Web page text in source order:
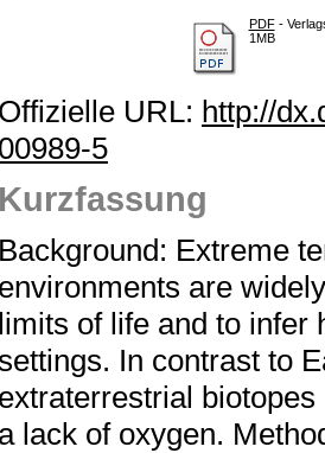
PDF-
1MB
Offizielle URL: http://
00989-5
Kurzfassung
Background: Extreme
environments are
limits of life and to infer
In contrast to
extraterrestrial
a lack of oxygen.